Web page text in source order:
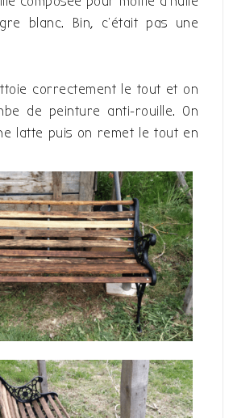
blanc. Bin, c’était pas une
correctement le tout et on
de peinture anti-rouille. On
latte puis on remet le tout en